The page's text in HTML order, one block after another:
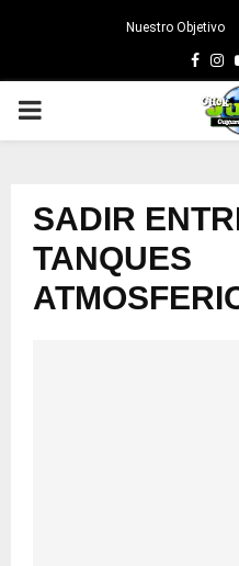
Nuestro Objetivo
PRIMARY
SADIR
TANQUES